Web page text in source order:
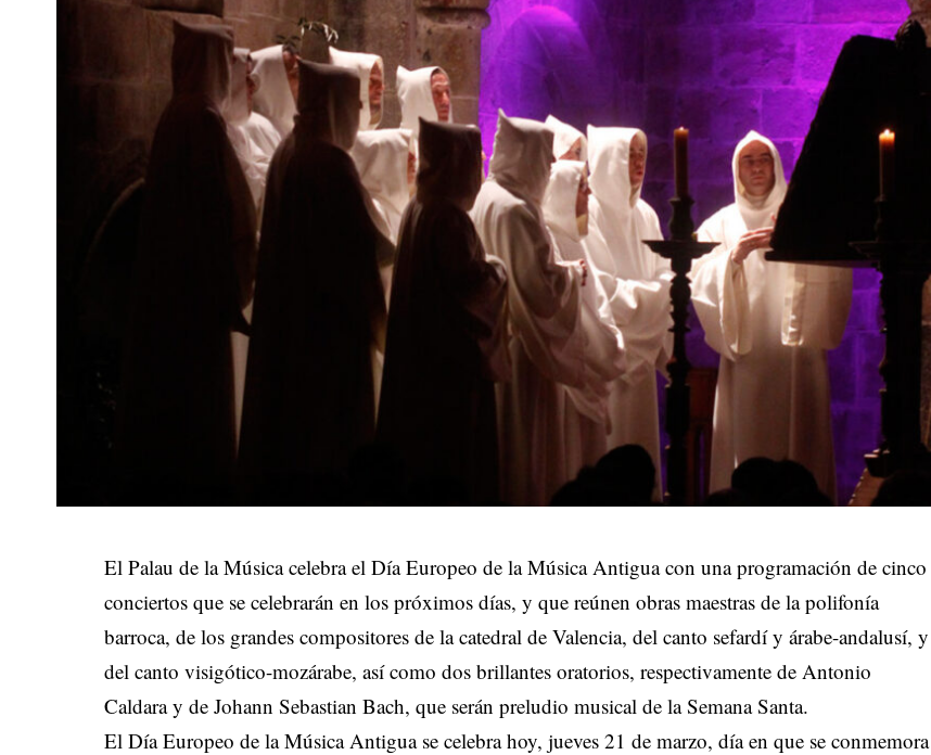
El Palau de la Música celebra el Día Europeo de la Música Antigua con una programación de cinco
conciertos que se celebrarán en los próximos días, y que reúnen obras maestras de la polifonía
barroca, de los grandes compositores de la catedral de Valencia, del canto sefardí y árabe-andalusí, y
del canto visigótico-mozárabe, así como dos brillantes oratorios, respectivamente de Antonio
Caldara y de Johann Sebastian Bach, que serán preludio musical de la Semana Santa.
El Día Europeo de la Música Antigua se celebra hoy, jueves 21 de marzo, día en que se conmemora